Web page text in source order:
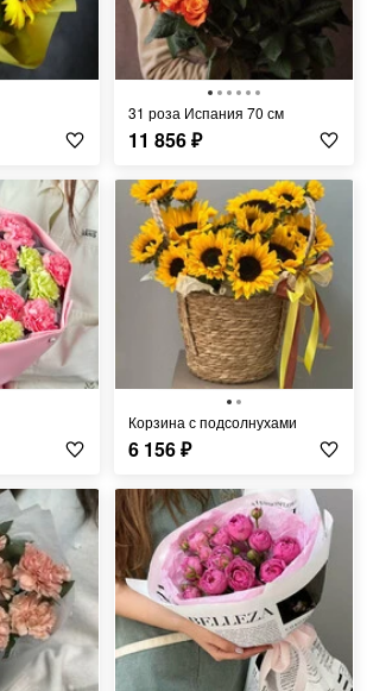
31 роза Испания 70 см
11 856₽
Корзина с подсолнухами
6 156₽